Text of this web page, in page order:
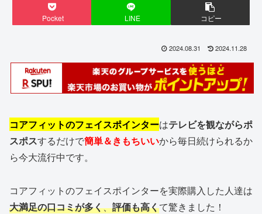
Pocket LINE コピー
2024.08.31 2024.11.28
コアフィットのフェイスポインターはテレビを観ながらポ
スポスするだけで簡単＆きもちいいから毎日続けられるか
ら今大流行中です。
コアフィットのフェイスポインターを実際購入した人達は
大満足の口コミが多く、評価も高くて驚きました！